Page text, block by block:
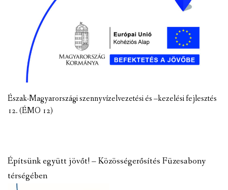
Észak-Magyarországi szennyvízelvezetési és –kezelési fejlesztés
12. (ÉMO 12)
Építsünk együtt jövőt! – Közösségerősítés Füzesabony
térségében